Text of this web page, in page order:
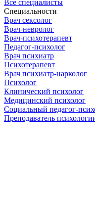
Все специалисты
Специальности
Врач сексолог
Врач-невролог
Врач-психотерапевт
Педагог-психолог
Врач психиатр
Психотерапевт
Врач психиатр-нарколог
Психолог
Клинический психолог
Медицинский психолог
Социальный педагог-
Преподаватель